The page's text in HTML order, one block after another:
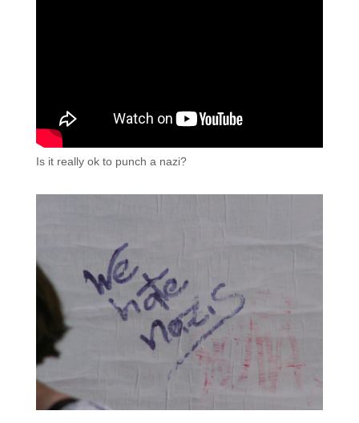
Is it really ok to punch a nazi?